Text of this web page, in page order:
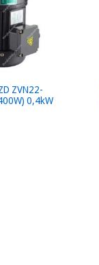
ZVN22-
0,4kW
bích 3 Pha